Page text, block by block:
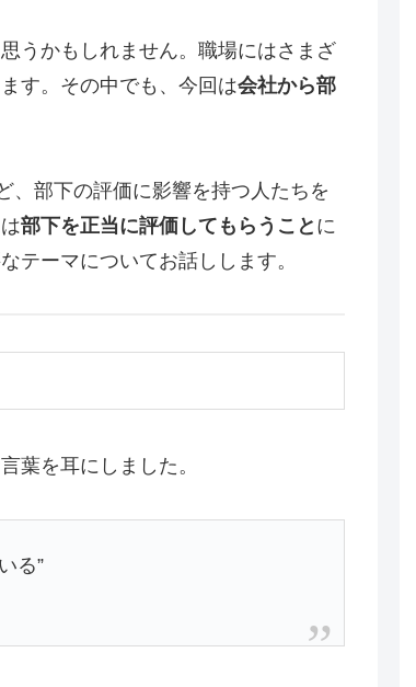
うかもしれません。職場にはさまざ
す。その中でも、今回は会社から部
、部下の評価に影響を持つ人たちを
部下を正当に評価してもらうこと に
テーマについてお話しします。
葉を耳にしました。
る”